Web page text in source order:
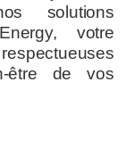
solutions
votre
être de vos